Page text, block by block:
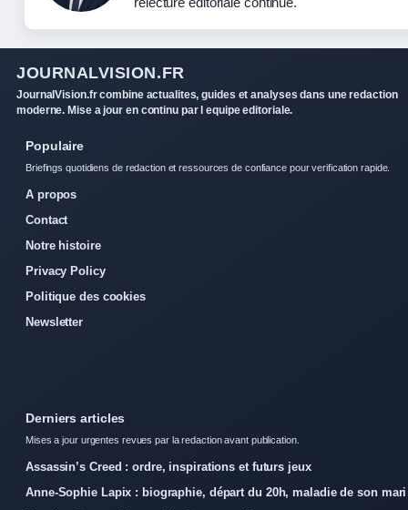
JOURNALVISION.FR
JournalVision.fr combine actualites, guides et analyses dans une redaction
moderne. Mise a jour en continu par l equipe editoriale.
Populaire
Briefings quotidiens de redaction et ressources de confiance pour verification rapide.
A propos
Contact
Notre histoire
Privacy Policy
Politique des cookies
Newsletter
Derniers articles
Mises a jour urgentes revues par la redaction avant publication.
Assassin’s Creed : ordre, inspirations et futurs jeux
Anne-Sophie Lapix : biographie, départ du 20h, maladie de son mari